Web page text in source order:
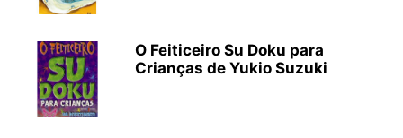
O Feiticeiro Su Doku para
Crianças de Yukio Suzuki